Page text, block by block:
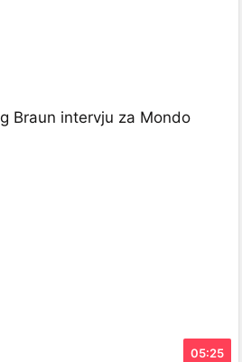
Braun intervju za Mondo
05:25